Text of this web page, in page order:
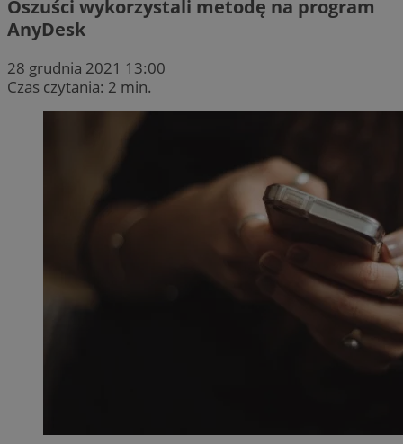
Oszuści wykorzystali metodę na program
AnyDesk
28 grudnia 2021 13:00
Czas czytania: 2 min.